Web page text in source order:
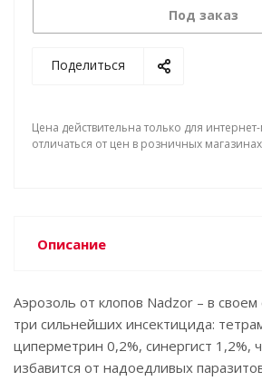
Под заказ
Поделиться
Цена действительна только для
отличаться от цен в розничных магазинах
Описание
Аэрозоль от клопов Nadzor – в
три сильнейших инсектицида:
циперметрин 0,2%, синергист 1,2%,
избавится от надоедливых